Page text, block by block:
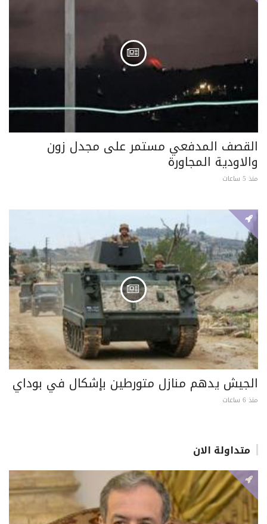
القصف المدفعي مستمر على مجدل زون
والاودية المجاورة
منذ 5 ساعات
الجيش يدهم منازل متورطين بإشكال في بوداي
منذ 6 ساعات
متداولة الان